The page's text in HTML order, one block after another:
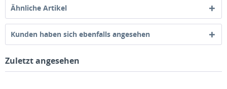
Ähnliche Artikel
Kunden haben sich ebenfalls angesehen
Zuletzt angesehen